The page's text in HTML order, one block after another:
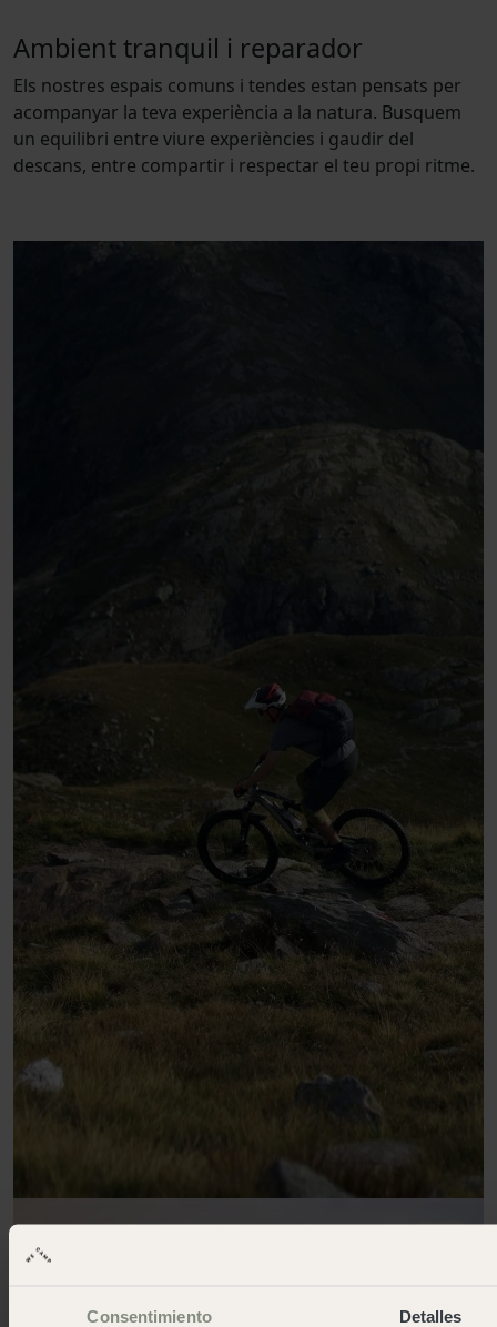
Consentimiento Detalles
Ambient tranquil i reparador
Els nostres espais comuns i tendes estan pensats per
acompanyar la teva experiència a la natura. Busquem
un equilibri entre viure experiències i gaudir del
descans, entre compartir i respectar el teu propi ritme.